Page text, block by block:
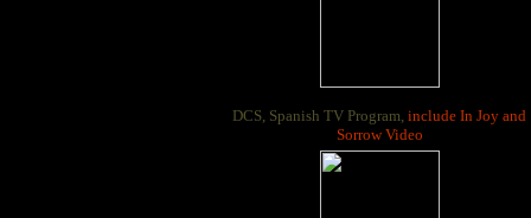
DCS, Spanish TV Program, include In Joy and
Sorrow Video